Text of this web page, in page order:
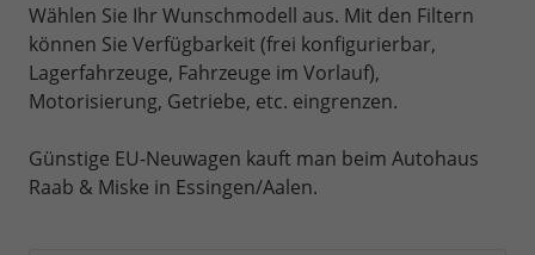
Wählen Sie Ihr Wunschmodell aus. Mit den Filtern
können Sie Verfügbarkeit (frei konfigurierbar,
Lagerfahrzeuge, Fahrzeuge im Vorlauf),
Motorisierung, Getriebe, etc. eingrenzen.
Günstige EU-Neuwagen kauft man beim Autohaus
Raab & Miske in Essingen/Aalen.